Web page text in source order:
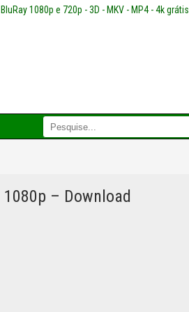
1080p e 720p - 3D - MKV - MP4 - 4k grátis
– Download